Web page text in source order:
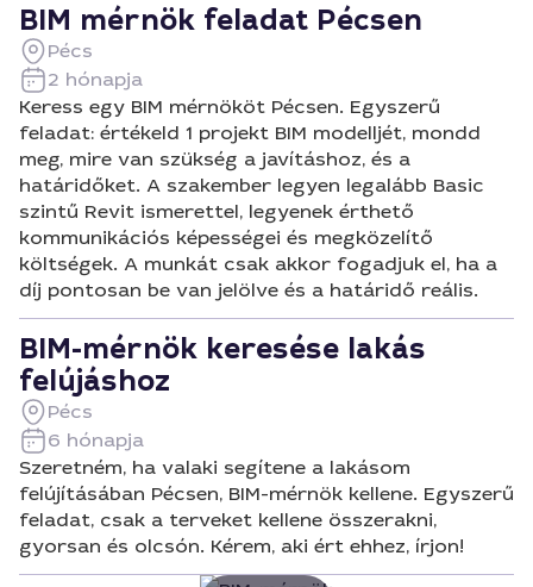
BIM mérnök feladat Pécsen
Pécs
2 hónapja
Keress egy BIM mérnököt Pécsen. Egyszerű
feladat: értékeld 1 projekt BIM modelljét, mondd
meg, mire van szükség a javításhoz, és a
határidőket. A szakember legyen legalább Basic
szintű Revit ismerettel, legyenek érthető
kommunikációs képességei és megközelítő
költségek. A munkát csak akkor fogadjuk el, ha a
díj pontosan be van jelölve és a határidő reális.
BIM-mérnök keresése lakás
felújáshoz
Pécs
6 hónapja
Szeretném, ha valaki segítene a lakásom
felújításában Pécsen, BIM-mérnök kellene. Egyszerű
feladat, csak a terveket kellene összerakni,
gyorsan és olcsón. Kérem, aki ért ehhez, írjon!